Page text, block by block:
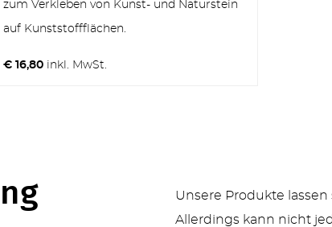
zum Verkleben von Kunst- und Naturstein
auf Kunststoffflächen.
€ 16,80inkl. MwSt.
Unsere Produkte lassen
Allerdings kann nicht